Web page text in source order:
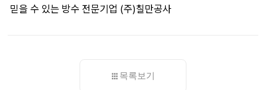
믿을 수 있는 방수 전문기업 (주)칠만공사
목록보기